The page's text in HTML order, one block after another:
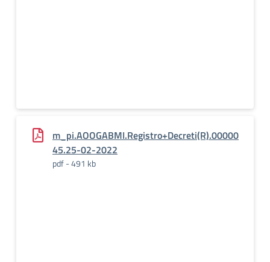
m_pi.AOOGABMI.Registro+Decreti(R).00000
45.25-02-2022
pdf - 491 kb